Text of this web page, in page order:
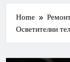
Home
Осветителни